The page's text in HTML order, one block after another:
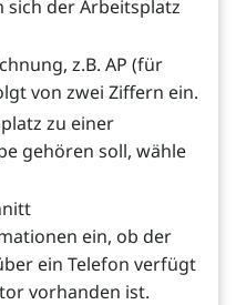
sich der Arbeitsplatz
z.B. AP (für
von zwei Ziffern ein.
zu einer
gehören soll, wähle
ein, ob der
ein Telefon verfügt
vorhanden ist.